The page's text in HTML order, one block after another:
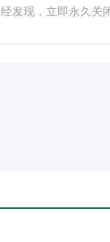
经发现，立即永久关